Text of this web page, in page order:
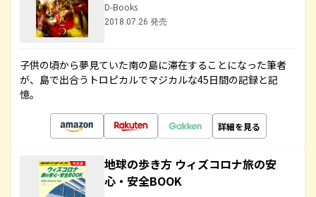
D-Books
2018.07.26 発売
子供の頃から夢見ていた南の島に滞在することになった筆者
が、島で出合うトロピカルでマジカルな45日間の記録と記
憶。
詳細を見る
地球の歩き方 ウィズコロナ旅の安
心・安全BOOK